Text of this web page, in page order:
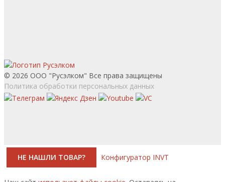
© 2026 ООО "Русэлком" Все права защищены
Политика обработки персональных данных
НЕ НАШЛИ ТОВАР? Конфигуратор INVT